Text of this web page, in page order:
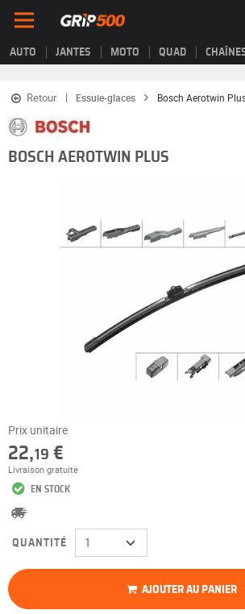
AUTO JANTES MOTO QUAD
Retour Essuie-glaces Bosch Aerotwin
BOSCH AEROTWIN PLUS
Prix unitaire
22,19 €
Livraison gratuite
EN STOCK
QUANTITÉ
AJOUTER AU PANIER